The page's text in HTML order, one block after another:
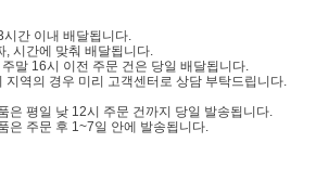
간 이내 배달됩니다.
시간에 맞춰 배달됩니다.
말 16시 이전 주문 건은 당일 배달됩니다.
지역의 경우 미리 고객센터로 상담 부탁드립니다.
은 평일 낮 12시 주문 건까지 당일 발송됩니다.
은 주문 후 1~7일 안에 발송됩니다.